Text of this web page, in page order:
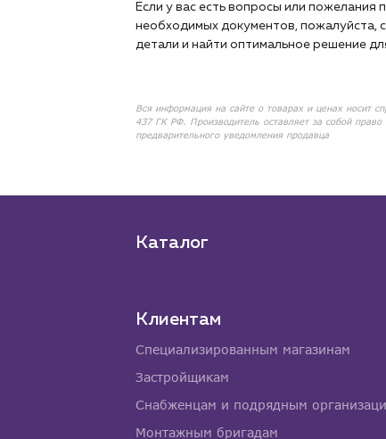
Если у вас есть вопросы или
необходимых документов, пожалуйста,
детали и найти оптимальное решение
Вся информация на сайте о товарах и ценах носит
437 ГК РФ. Производитель оставляет за собой
предварительного уведомления продавца
Каталог
Клиентам
Специализированным магазинам
Застройщикам
Снабженцам и подрядным
Монтажным бригадам